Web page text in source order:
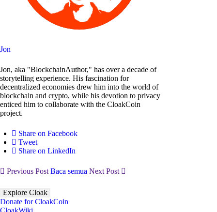
Jon
Jon, aka "BlockchainAuthor," has over a decade of
storytelling experience. His fascination for
decentralized economies drew him into the world of
blockchain and crypto, while his devotion to privacy
enticed him to collaborate with the CloakCoin
project.
Share on Facebook
Tweet
Share on LinkedIn
Previous PostBaca semua Next Post
Explore Cloak
Donate for CloakCoin
CloakWiki